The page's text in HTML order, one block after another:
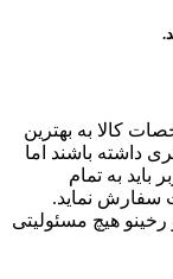
کالا به بهترین
داشته باشند اما
باید به تمام
سفارش نماید.
هیچ مسئولیتی